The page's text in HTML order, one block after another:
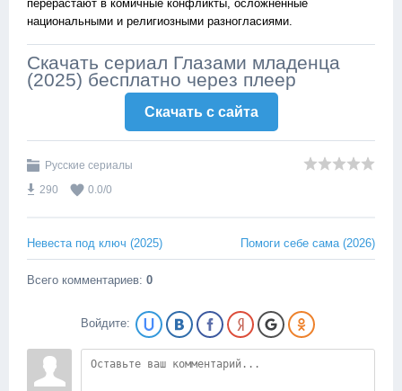
перерастают в комичные конфликты, осложненные
национальными и религиозными разногласиями.
Скачать сериал Глазами младенца
(2025) бесплатно через плеер
Скачать c сайта
Русские сериалы
290
0.0/0
Невеста под ключ (2025) Помоги себе сама (2026)
Всего комментариев: 0
Войдите: